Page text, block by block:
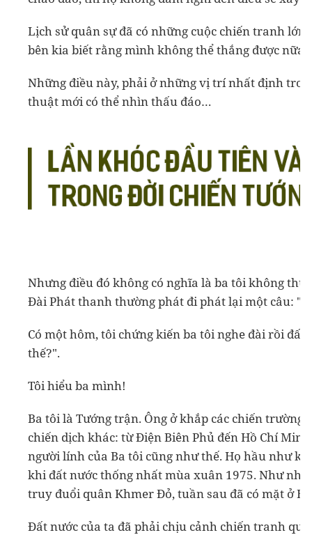
Lịch sử quân sự đã có những cuộc chiến tranh
bên kia biết rằng mình không thể thắng được nữa
Những điều này, phải ở những vị trí nhất định
thuật mới có thể nhìn thấu đáo…
Nhưng điều đó không có nghĩa là ba tôi không
Đài Phát thanh thường phát đi phát lại một câu:
Có một hôm, tôi chứng kiến ba tôi nghe đài rồi
thế?".
Tôi hiểu ba mình!
Ba tôi là Tướng trận. Ông ở khắp các chiến
chiến dịch khác: từ Điện Biên Phủ đến Hồ Chí
người lính của Ba tôi cũng như thế. Họ hầu như
khi đất nước thống nhất mùa xuân 1975. Như
truy đuổi quân Khmer Đỏ, tuần sau đã có mặt ở
Đất nước của ta đã phải chịu cảnh chiến tranh